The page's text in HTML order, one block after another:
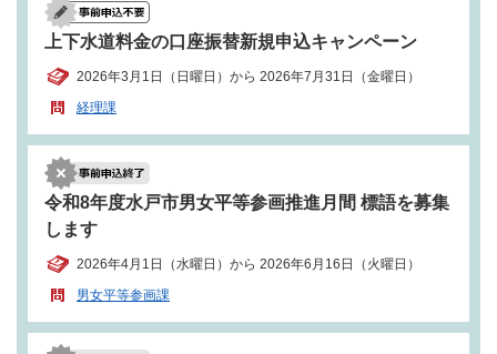
上下水道料金の口座振替新規申込キャンペーン
2026年3月1日（日曜日）から 2026年7月31日（金曜日）
経理課
令和8年度水戸市男女平等参画推進月間 標語を募集
します
2026年4月1日（水曜日）から 2026年6月16日（火曜日）
男女平等参画課